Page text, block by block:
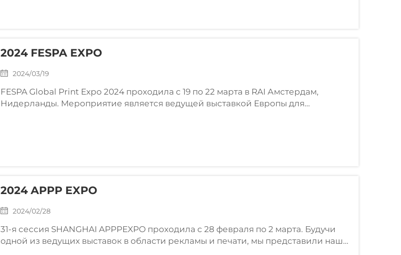
2024 FESPA EXPO
2024/03/19
FESPA Global Print Expo 2024 проходила с 19 по 22 марта в RAI Амстердам,
Нидерланды. Мероприятие является ведущей выставкой Европы для
2024 APPP EXPO
2024/02/28
31-я сессия SHANGHAI APPPEXPO проходила с 28 февраля по 2 марта. Будучи
одной из ведущих выставок в области рекламы и печати, мы представили наши